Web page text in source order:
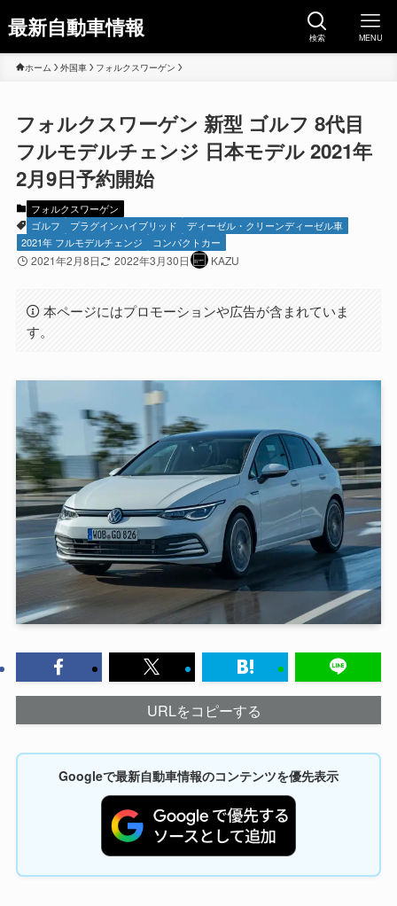
最新自動車情報 検索 MENU
ホーム 外国車 フォルクスワーゲン
フォルクスワーゲン 新型 ゴルフ 8代目
フルモデルチェンジ 日本モデル 2021年
2月9日予約開始
フォルクスワーゲン
ゴルフ
プラグインハイブリッド
ディーゼル・クリーンディーゼル車
2021年 フルモデルチェンジ
コンパクトカー
2021年2月8日 2022年3月30日 KAZU
本ページにはプロモーションや広告が含まれていま
す。
URLをコピーする
Googleで最新自動車情報のコンテンツを優先表示